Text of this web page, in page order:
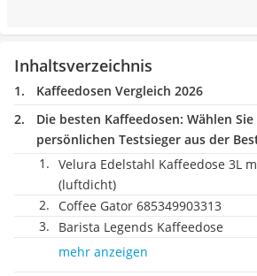
Inhaltsverzeichnis
Kaffeedosen Vergleich 2026
Die besten Kaffeedosen: Wählen
persönlichen Testsieger aus der
Velura Edelstahl Kaffeedose 3L
(luftdicht)
Coffee Gator 685349903313
Barista Legends Kaffeedose
mehr anzeigen